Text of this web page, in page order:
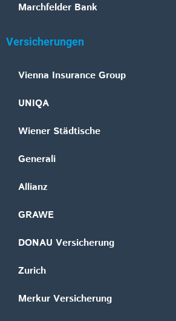
Marchfelder Bank
Versicherungen
Vienna Insurance Group
UNIQA
Wiener Städtische
Generali
Allianz
GRAWE
DONAU Versicherung
Zurich
Merkur Versicherung